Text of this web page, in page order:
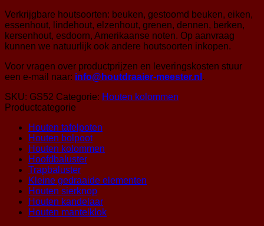
Verkrijgbare houtsoorten: beuken, gestoomd beuken, eiken,
essenhout, lindehout, elzenhout, grenen, dennen, berken,
kersenhout, esdoorn, Amerikaanse noten. Op aanvraag
kunnen we natuurlijk ook andere houtsoorten inkopen.
Voor vragen over productprijzen en leveringskosten stuur
een e-mail naar: info@houtdraaier-meester.nl .
SKU: GS52 Categorie: Houten kolommen
Productcategorie
Houten tafelpoten
Houten bolpoot
Houten kolommen
Hoofdbaluster
Trapbaluster
Kleine gedraaide elementen
Houten sierknop
Houten kandelaar
Houten mantelklok